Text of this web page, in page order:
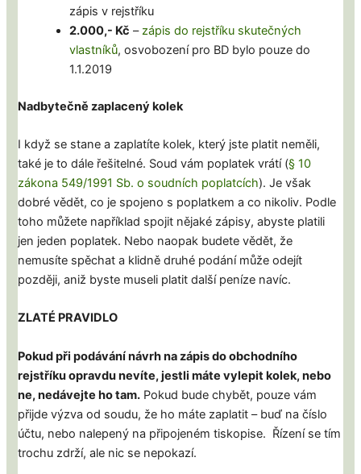
zápis v rejstříku
2.000,- Kč –zápis do rejstříku skutečných
vlastníků, osvobození pro BD bylo pouze do
1.1.2019
Nadbytečně zaplacený kolek
I když se stane a zaplatíte kolek, který jste platit neměli,
také je to dále řešitelné. Soud vám poplatek vrátí (§ 10
zákona 549/1991 Sb. o soudních poplatcích). Je však
dobré vědět, co je spojeno s poplatkem a co nikoliv. Podle
toho můžete například spojit nějaké zápisy, abyste platili
jen jeden poplatek. Nebo naopak budete vědět, že
nemusíte spěchat a klidně druhé podání může odejít
později, aniž byste museli platit další peníze navíc.
ZLATÉ PRAVIDLO
Pokud při podávání návrh na zápis do obchodního
rejstříku opravdu nevíte, jestli máte vylepit kolek, nebo
ne, nedávejte ho tam. Pokud bude chybět, pouze vám
přijde výzva od soudu, že ho máte zaplatit – buď na číslo
účtu, nebo nalepený na připojeném tiskopise. Řízení se tím
trochu zdrží, ale nic se nepokazí.